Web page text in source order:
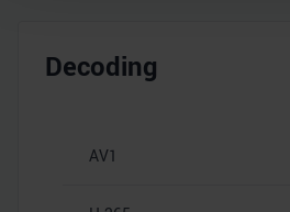
personalisieren, Funktionen für
zu können und die Zugriffe auf
soziale Medien, Werbung und
Decoding
AV1